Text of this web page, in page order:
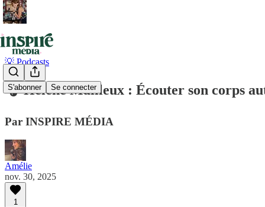
S'abonner Se connecter
💡 Podcasts
🎧 Hélène Mailleux : Écouter son corps
Par INSPIRE MÉDIA
Amélie
nov. 30, 2025
1